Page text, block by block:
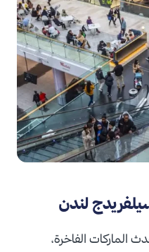
لندن
الماركات الفاخرة،